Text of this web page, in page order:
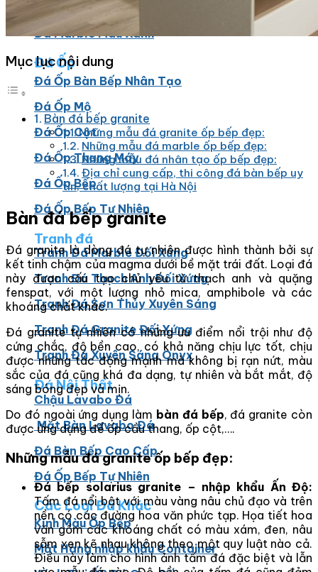
Đá Marble Màu Trắng
Đá Marble Màu Xanh
Đá Ốp
Đá Ốp Bàn Bếp Nhân Tạo​
Đá Ốp Mộ
Đá Ốp Cột
Đá Ốp Thang Máy
Đá Ốp Bếp
Đá Ốp Bếp Tự Nhiên
Tranh đá
Tranh Đá Marble Đối Xứng
Tranh Đá Thạch Anh Đối Xứng
Tranh Đá Sơn Thủy Xuyên Sáng
Tranh Đá Granite Đối Xứng
Tranh Đá Xuyên Sáng Onyx
Đá Nội Thất
Chậu Lavabo Đá
Mặt Bàn Lavabo Đá
Đá Bàn Bếp Cao Cấp
Đá Ốp Bếp Tự Nhiên
Các Loại Đá Khác
Kính Màu Ốp Bếp
Mặt Hàng nhập khẩu Container
Mục lục nội dung
Bàn đá bếp granite
Những mẫu đá granite ốp bếp đẹp:
Những mẫu đá marble ốp bếp đẹp:
Những mẫu đá nhân tạo ốp bếp đẹp:
Địa chỉ cung cấp, thi công đá bàn bếp uy
tín, chất lượng tại Hà Nội
Bàn đá bếp granite
Đá granite là dòng đá tự nhiên được hình thành bởi sự
kết tinh chậm của magma dưới bề mặt trái đất. Loại đá
này được cấu tạo chủ yếu từ thạch anh và quặng
fenspat, với một lượng nhỏ mica, amphibole và các
khoáng chất khác.
Đá granite tự nhiên có những ưu điểm nổi trội như độ
cứng chắc, độ bền cao, có khả năng chịu lực tốt, chịu
được những tác động mạnh mà không bị rạn nứt, màu
sắc của đá cũng khá đa dạng, tự nhiên và bắt mắt, độ
sáng bóng đẹp và mịn.
Do đó ngoài ứng dụng làm bàn đá bếp, đá granite còn
được ứng dụng để ốp cầu thang, ốp cột,….
Những mẫu đá granite ốp bếp đẹp:
Đá bếp solarius granite – nhập khẩu Ấn Độ:
Tấm đá nổi bật với màu vàng nâu chủ đạo và trên
nền có các đường hoa văn phức tạp. Họa tiết hoa
văn gồm các khoáng chất có màu xám, đen, nâu
sẫm xen kẽ nhau không theo một quy luật nào cả.
Điều này làm cho hình ảnh tấm đá đặc biệt và lẫn